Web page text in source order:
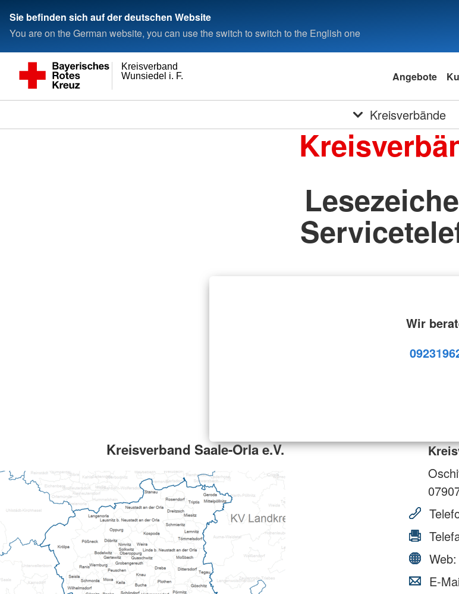
Sie befinden sich auf der deutschen Website
You are on the German website, you can use the switch to switch to the English one
Wunsiedel i. F.
Kreisverband
Angebote
Kreisverbände
Wir
09231
Kreisverband Saale-Orla e.V.
Web:
E-